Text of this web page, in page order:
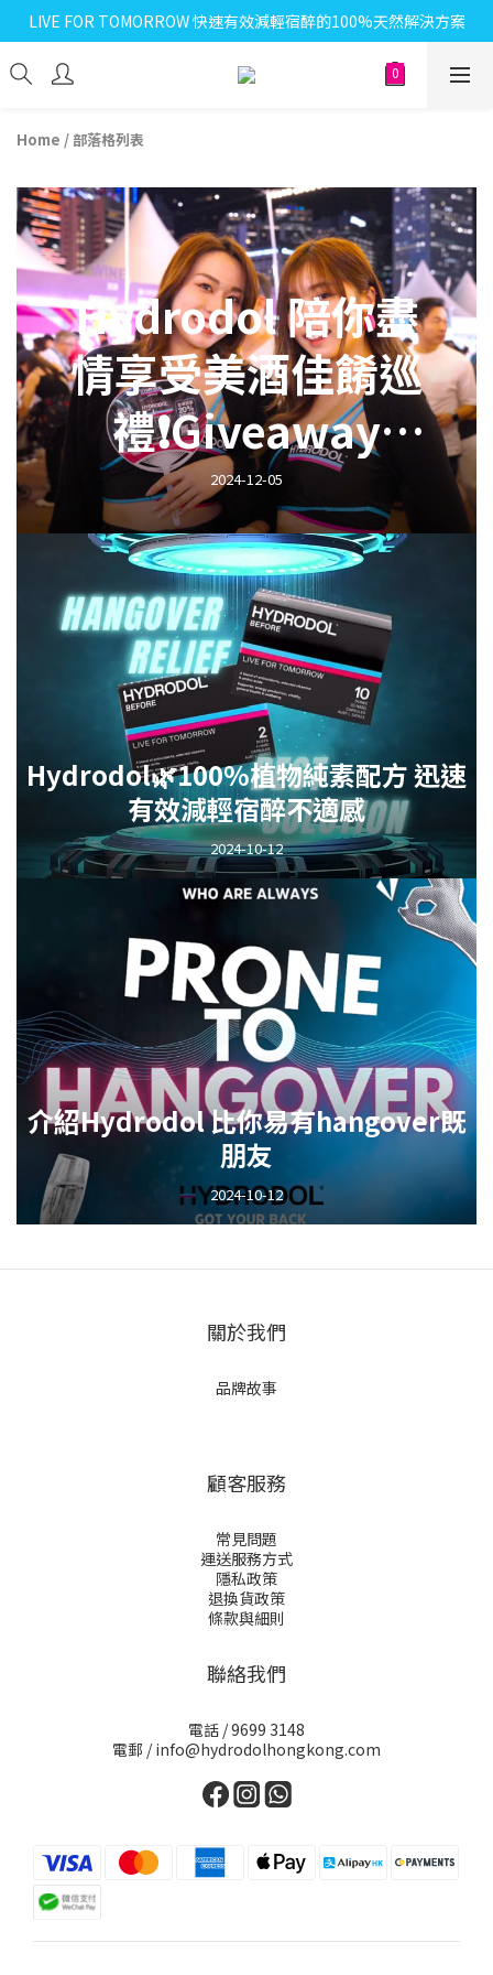
LIVE FOR TOMORROW 快速有效減輕宿醉的100%天然解決方案
Home / 部落格列表
Hydrodol 陪你盡
情享受美酒佳餚巡
禮❗Giveaway
Campaign
2024-12-05
Hydrodol🌿100%植物純素配方 迅速
有效減輕宿醉不適感
2024-10-12
介紹Hydrodol 比你易有hangover既
朋友
2024-10-12
關於我們
品牌故事
顧客服務
常見問題
運送服務方式
隱私政策
退換貨政策
條款與細則
聯絡我們
電話 / 9699 3148
電郵 / info@hydrodolhongkong.com